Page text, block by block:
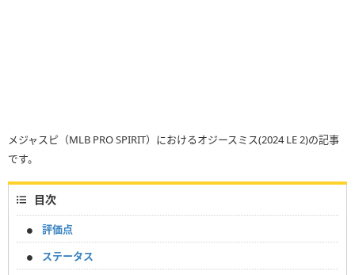
メジャスピ（MLB PRO SPIRIT）におけるオジースミス(2024 LE 2)の記事
です。
目次
評価点
ステータス